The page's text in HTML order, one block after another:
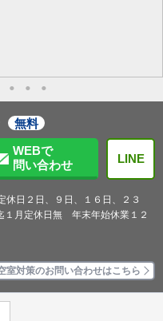
無料
WEBで
問い合わせ
LINE
日２日、９日、１６日、２３
１月定休日無 年末年始休業１２
室対策のお問い合わせはこちら